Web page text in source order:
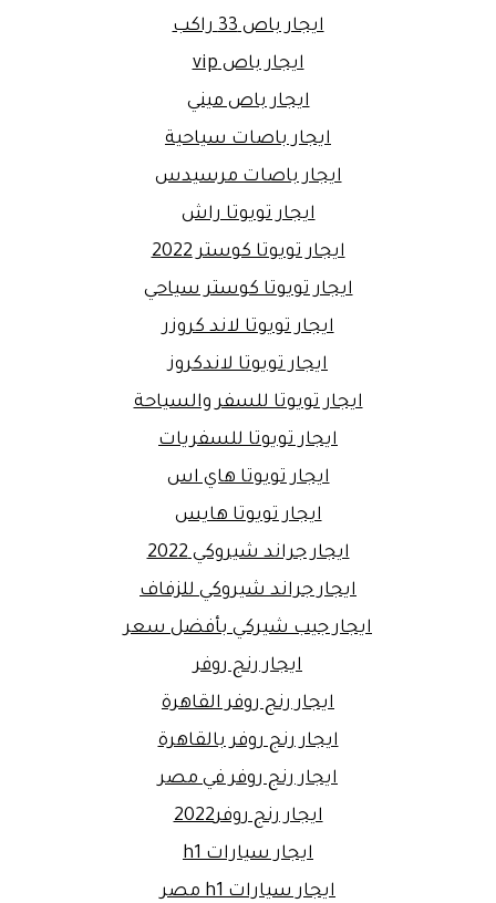
ايجار باص 33 راكب
ايجار باص vip
ايجار باص ميني
ايجار باصات سياحية
ايجار باصات مرسيدس
ايجار تويوتا راش
ايجار تويوتا كوستر 2022
ايجار تويوتا كوستر سياحي
ايجار تويوتا لاند كروزر
ايجار تويوتا لاندكروز
ايجار تويوتا للسفر والسياحة
ايجار تويوتا للسفريات
ايجار تويوتا هاي اس
ايجار تويوتا هايس
ايجار جراند شيروكي 2022
ايجار جراند شيروكي للزفاف
ايجار جيب شيركي بأفضل سعر
ايجار رنج روفر
ايجار رنج روفر القاهرة
ايجار رنج روفر بالقاهرة
ايجار رنج روفر في مصر
ايجار رنج روفر2022
ايجار سيارات h1
ايجار سيارات h1 مصر